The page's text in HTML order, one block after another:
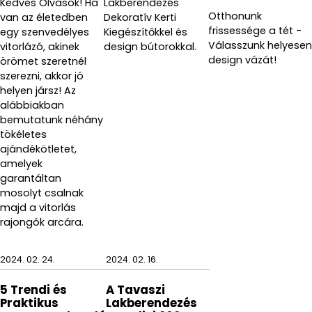
Kedves Olvasók! Ha
van az életedben
egy szenvedélyes
vitorlázó, akinek
örömet szeretnél
szerezni, akkor jó
helyen jársz! Az
alábbiakban
bemutatunk néhány
tökéletes
ajándékötletet,
amelyek
garantáltan
mosolyt csalnak
majd a vitorlás
rajongók arcára.
Lakberendezés
Dekoratív Kerti
Kiegészítőkkel és
design bútorokkal.
Otthonunk
frissessége a tét -
Válasszunk helyesen
design vázát!
2024. 02. 24.
5 Trendi és
Praktikus
2024. 02. 16.
A Tavaszi
Lakberendezés